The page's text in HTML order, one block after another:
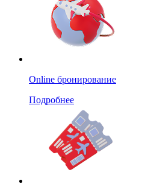
Online бронирование
Подробнее